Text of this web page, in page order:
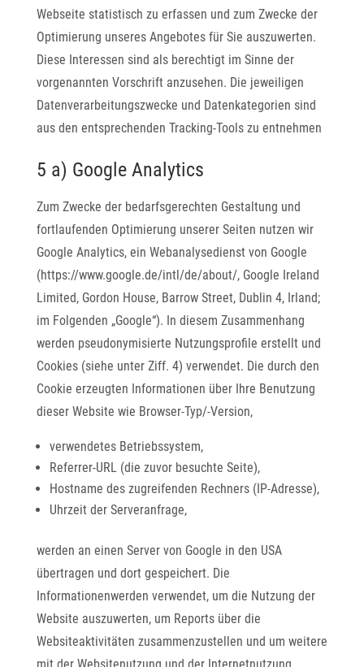
Webseite statistisch zu erfassen und zum Zwecke der
Optimierung unseres Angebotes für Sie auszuwerten.
Diese Interessen sind als berechtigt im Sinne der
vorgenannten Vorschrift anzusehen. Die jeweiligen
Datenverarbeitungszwecke und Datenkategorien sind
aus den entsprechenden Tracking-Tools zu entnehmen
5 a) Google Analytics
Zum Zwecke der bedarfsgerechten Gestaltung und
fortlaufenden Optimierung unserer Seiten nutzen wir
Google Analytics, ein Webanalysedienst von Google
(https://www.google.de/intl/de/about/, Google Ireland
Limited, Gordon House, Barrow Street, Dublin 4, Irland;
im Folgenden „Google“). In diesem Zusammenhang
werden pseudonymisierte Nutzungsprofile erstellt und
Cookies (siehe unter Ziff. 4) verwendet. Die durch den
Cookie erzeugten Informationen über Ihre Benutzung
dieser Website wie Browser-Typ/-Version,
verwendetes Betriebssystem,
Referrer-URL (die zuvor besuchte Seite),
Hostname des zugreifenden Rechners (IP-Adresse),
Uhrzeit der Serveranfrage,
werden an einen Server von Google in den USA
übertragen und dort gespeichert. Die
Informationenwerden verwendet, um die Nutzung der
Website auszuwerten, um Reports über die
Websiteaktivitäten zusammenzustellen und um weitere